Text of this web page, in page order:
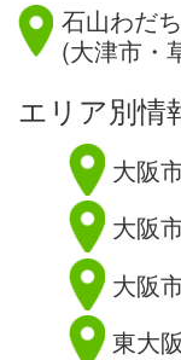
石山わだ
(大津市・
エリア別情
大阪
大阪
大阪
東大